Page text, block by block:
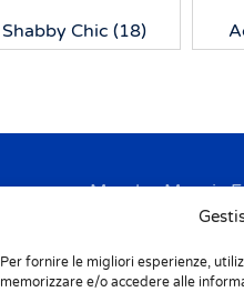
Per fornire le migliori esperienze,
memorizzare e/o accedere alle
Shabby Chic(18)
Mondex Menaje
Address: Ctra de
Tel. + 34 9 72 42